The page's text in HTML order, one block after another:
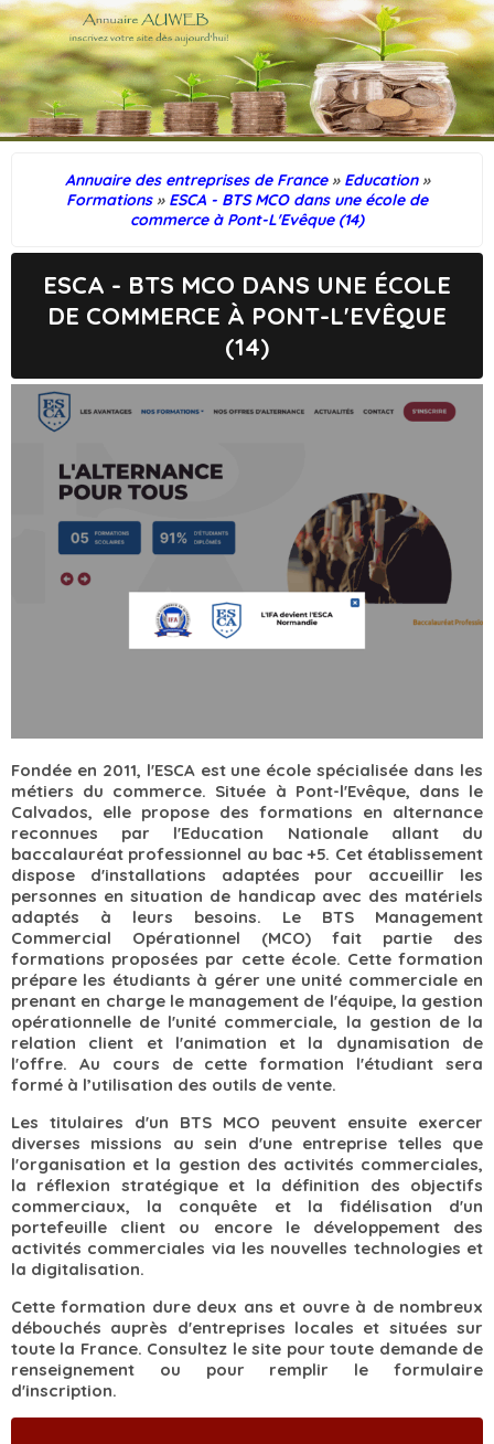
Annuaire des entreprises de France » Education »
Formations » ESCA - BTS MCO dans une école de
commerce à Pont-L'Evêque (14)
ESCA - BTS MCO DANS UNE ÉCOLE
DE COMMERCE À PONT-L'EVÊQUE
(14)
Fondée en 2011, l'ESCA est une école spécialisée dans les
métiers du commerce. Située à Pont-l'Evêque, dans le
Calvados, elle propose des formations en alternance
reconnues par l'Education Nationale allant du
baccalauréat professionnel au bac +5. Cet établissement
dispose d'installations adaptées pour accueillir les
personnes en situation de handicap avec des matériels
adaptés à leurs besoins. Le BTS Management
Commercial Opérationnel (MCO) fait partie des
formations proposées par cette école. Cette formation
prépare les étudiants à gérer une unité commerciale en
prenant en charge le management de l'équipe, la gestion
opérationnelle de l'unité commerciale, la gestion de la
relation client et l'animation et la dynamisation de
l'offre. Au cours de cette formation l'étudiant sera
formé à l’utilisation des outils de vente.
Les titulaires d'un BTS MCO peuvent ensuite exercer
diverses missions au sein d'une entreprise telles que
l'organisation et la gestion des activités commerciales,
la réflexion stratégique et la définition des objectifs
commerciaux, la conquête et la fidélisation d'un
portefeuille client ou encore le développement des
activités commerciales via les nouvelles technologies et
la digitalisation.
Cette formation dure deux ans et ouvre à de nombreux
débouchés auprès d'entreprises locales et situées sur
toute la France. Consultez le site pour toute demande de
renseignement ou pour remplir le formulaire
d'inscription.